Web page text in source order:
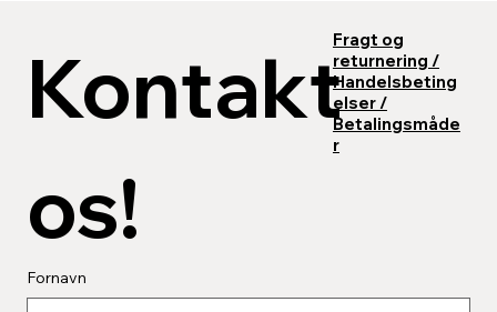
Kontaktinfo
Adresse: Rungsvej, 7100 Vejle
WoodCreate@outlook.dk
Kontakt
os!
Fornavn
Fragt og
returnering /
Handelsbeting
elser /
Betalingsmåde
r